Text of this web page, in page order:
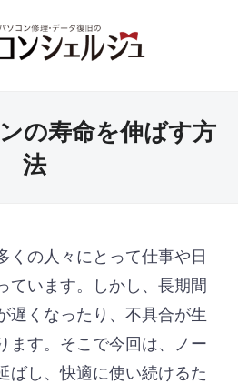
の寿命を伸ばす方
法
くの人々にとって仕事や日
ています。しかし、長期間
遅くなったり、不具合が生
ます。そこで今回は、ノー
ばし、快適に使い続けるた